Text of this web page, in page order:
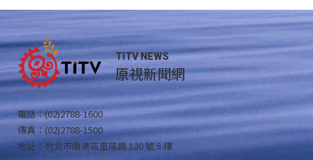
TITV NEWS
原視新聞網
電話：(02)2788-1600
傳真：(02)2788-1500
地址：台北市南港區重陽路 120 號 5 樓